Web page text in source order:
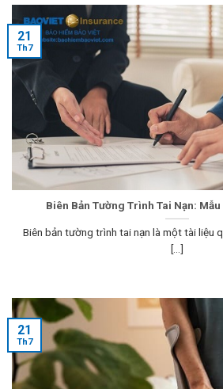
Biên Bản Tường Trình Tai Nạn:
Biên bản tường trình tai nạn là một tài liệu
[...]
21
Th7
21
Th7